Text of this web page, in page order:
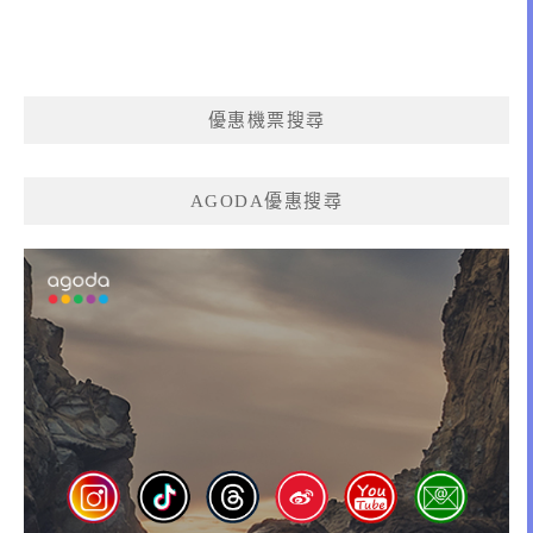
優惠機票搜尋
AGODA優惠搜尋